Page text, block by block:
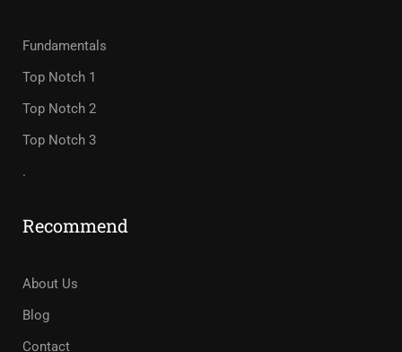
Fundamentals
Top Notch 1
Top Notch 2
Top Notch 3
.
Recommend
About Us
Blog
Contact